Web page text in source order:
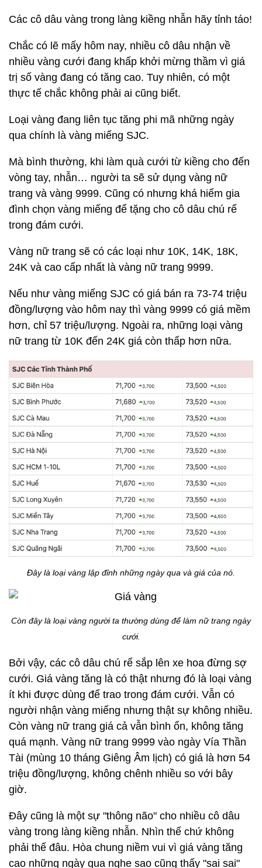
Các cô dâu vàng trong làng kiềng nhẫn hãy tỉnh táo!
Chắc có lẽ mấy hôm nay, nhiều cô dâu nhận về
nhiều vàng cưới đang khấp khởi mừng thầm vì giá
trị số vàng đang có tăng cao. Tuy nhiên, có một
thực tế chắc không phải ai cũng biết.
Loại vàng đang liên tục tăng phi mã những ngày
qua chính là vàng miếng SJC.
Mà bình thường, khi làm quà cưới từ kiềng cho đến
vòng tay, nhẫn… người ta sẽ sử dụng vàng nữ
trang và vàng 9999. Cũng có nhưng khá hiếm gia
đình chọn vàng miếng để tặng cho cô dâu chú rể
trong đám cưới.
Vàng nữ trang sẽ có các loại như 10K, 14K, 18K,
24K và cao cấp nhất là vàng nữ trang 9999.
Nếu như vàng miếng SJC có giá bán ra 73-74 triệu
đồng/lượng vào hôm nay thì vàng 9999 có giá mềm
hơn, chỉ 57 triệu/lượng. Ngoài ra, những loại vàng
nữ trang từ 10K đến 24K giá còn thấp hơn nữa.
Đây là loại vàng lập đỉnh những ngày qua và giá của nó.
Còn đây là loại vàng người ta thường dùng để làm nữ trang ngày
cưới.
Bởi vậy, các cô dâu chú rể sắp lên xe hoa đừng sợ
cưới. Giá vàng tăng là có thật nhưng đó là loại vàng
ít khi được dùng để trao trong đám cưới. Vẫn có
người nhận vàng miếng nhưng thật sự không nhiều.
Còn vàng nữ trang giá cả vẫn bình ổn, không tăng
quá mạnh. Vàng nữ trang 9999 vào ngày Vía Thần
Tài (mùng 10 tháng Giêng Âm lịch) có giá là hơn 54
triệu đồng/lượng, không chênh nhiều so với bây
giờ.
Đây cũng là một sự "thông não" cho nhiều cô dâu
vàng trong làng kiềng nhẫn. Nhìn thế chứ không
phải thế đâu. Hòa chung niềm vui vì giá vàng tăng
cao những ngày qua nghe sao cũng thấy "sai sai"